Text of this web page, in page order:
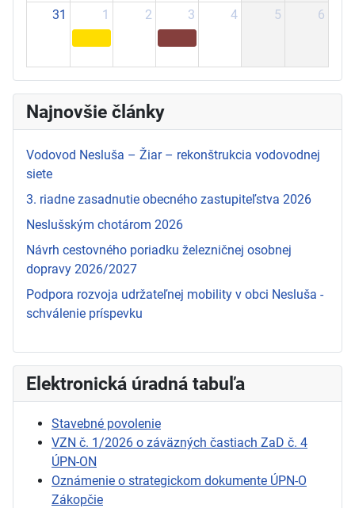
31 1 2 3 4 5 6
Najnovšie články
Vodovod Nesluša – Žiar – rekonštrukcia vodovodnej
siete
3. riadne zasadnutie obecného zastupiteľstva 2026
Neslušským chotárom 2026
Návrh cestovného poriadku železničnej osobnej
dopravy 2026/2027
Podpora rozvoja udržateľnej mobility v obci Nesluša -
schválenie príspevku
Elektronická úradná tabuľa
Stavebné povolenie
VZN č. 1/2026 o záväzných častiach ZaD č. 4
ÚPN-ON
Oznámenie o strategickom dokumente ÚPN-O
Zákopčie